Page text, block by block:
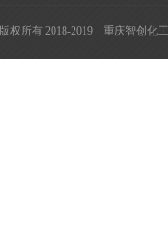
版权所有 2018-2019 重庆智创化